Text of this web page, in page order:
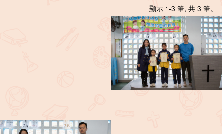
顯示 1-3 筆, 共 3 筆。